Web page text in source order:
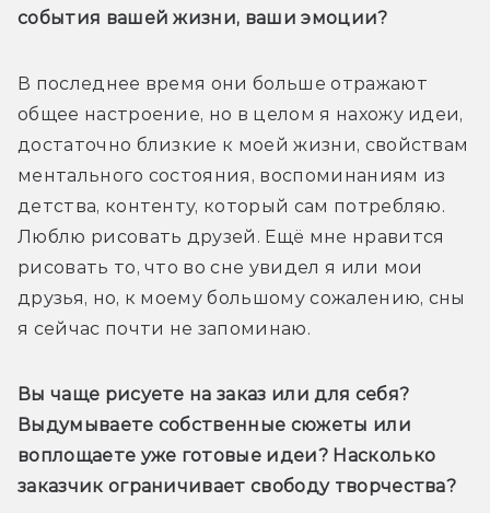
события вашей жизни, ваши эмоции?
В последнее время они больше отражают
общее настроение, но в целом я нахожу идеи,
достаточно близкие к моей жизни, свойствам
ментального состояния, воспоминаниям из
детства, контенту, который сам потребляю.
Люблю рисовать друзей. Ещё мне нравится
рисовать то, что во сне увидел я или мои
друзья, но, к моему большому сожалению, сны
я сейчас почти не запоминаю.
Вы чаще рисуете на заказ или для себя?
Выдумываете собственные сюжеты или
воплощаете уже готовые идеи? Насколько
заказчик ограничивает свободу творчества?